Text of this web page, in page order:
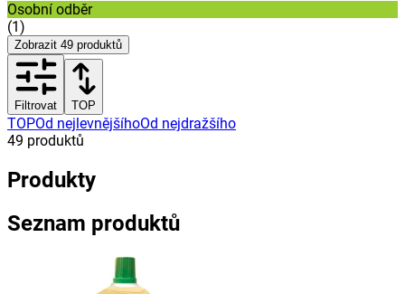
Osobní odběr
(1 )
Zobrazit 49 produktů
Filtrovat TOP
TOPOd nejlevnějšíhoOd nejdražšího
49 produktů
Produkty
Seznam produktů